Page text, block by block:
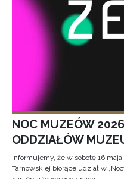
NOC MUZEÓW
ODDZIAŁÓW
Informujemy, że w sobotę 16
Tarnowskiej biorące udział w